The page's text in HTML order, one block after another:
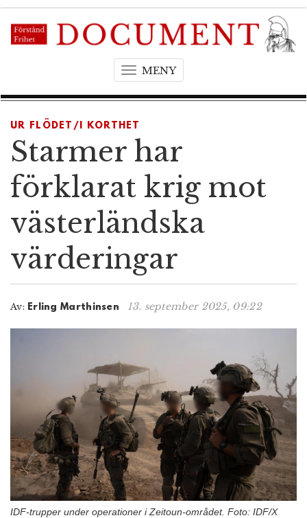
MENYT
g
e
a
i
g
a
i
o
UR FLÖDET/I KORTHET
Starmer har
förklarat krig mot
västerländska
värderingar
Av: Erling Marthinsen 13. september 2025, 09:22
IDF-trupper under operationer i Zeitoun-området. Foto: IDF/X